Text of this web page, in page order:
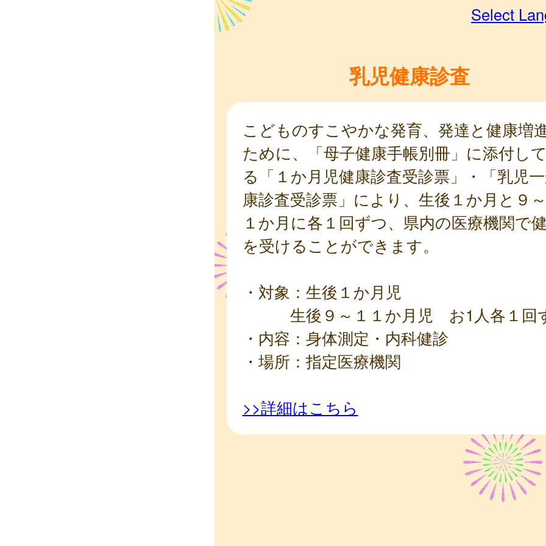
Select
乳児健康診査
こどものすこやかな発育、発達と健康増
ために、「母子健康手帳別冊」に添付し
る「１か月児健康診査受診票」・「乳児
康診査受診票」により、生後１か月と９
１か月に各１回ずつ、県内の医療機関で
を受けることができます。
・対象：生後１か月児
生後９～１１か月児 お1人各１回
・内容：身体測定・内科健診
・場所：指定医療機関
>>詳細はこちら